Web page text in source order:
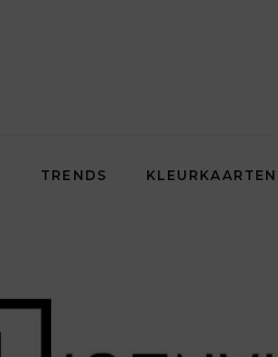
TRENDS KLEURKAARTEN